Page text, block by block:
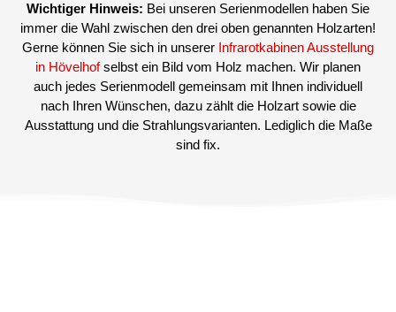
Wichtiger Hinweis: Bei unseren Serienmodellen haben Sie
immer die Wahl zwischen den drei oben genannten Holzarten!
Gerne können Sie sich in unserer Infrarotkabinen Ausstellung
in Hövelhofselbst ein Bild vom Holz machen. Wir planen
auch jedes Serienmodell gemeinsam mit Ihnen individuell
nach Ihren Wünschen, dazu zählt die Holzart sowie die
Ausstattung und die Strahlungsvarianten. Lediglich die Maße
sind fix.